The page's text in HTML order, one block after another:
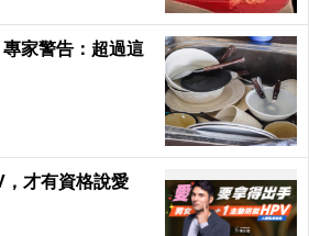
家警告：超過這
才有資格說愛